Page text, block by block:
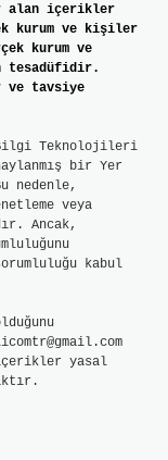
alan içerikler
kurum ve kişiler
kurum ve
tesadüfidir.
tavsiye
Bilgi Teknolojileri
bir Yer
nedenle,
veya
Ancak,
kabul
yasal